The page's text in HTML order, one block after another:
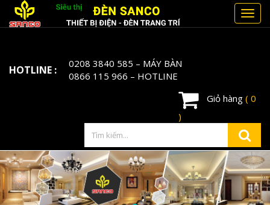
HOTLINE : 0208 3840 585 – MÁY BÀN
0866 115 966 – HOTLINE
Giỏ hàng ( 0
)